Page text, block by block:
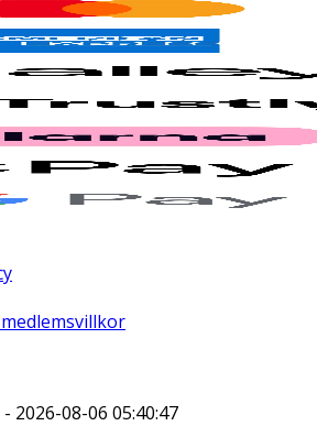
2026-08-06 05:40:47